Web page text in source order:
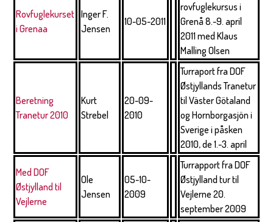
Rovfuglekurset
i Grenaa
Inger F.
Jensen
10-05-2011
rovfuglekursus i
Grenå 8.-9. april
2011 med Klaus
Malling Olsen
Beretning
Tranetur 2010
Kurt
Strebel
20-09-
2010
Turraport fra DOF
Østjyllands Tranetur
til Väster Götaland
og Hornborgasjön i
Sverige i påsken
2010, de 1.-3. april
Med DOF
Østjylland til
Vejlerne
Ole
Jensen
05-10-
2009
Turrapport fra DOF
Østjylland tur til
Vejlerne 20.
september 2009